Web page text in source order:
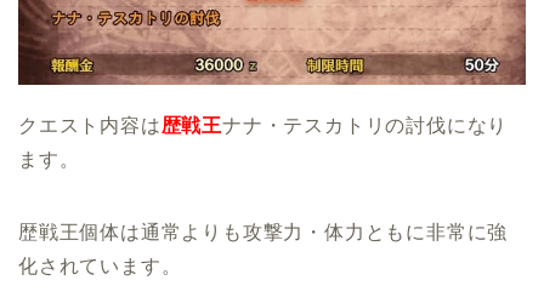
クエスト内容は歴戦王ナナ・テスカトリの討伐になり
ます。
歴戦王個体は通常よりも攻撃力・体力ともに非常に強
化されています。